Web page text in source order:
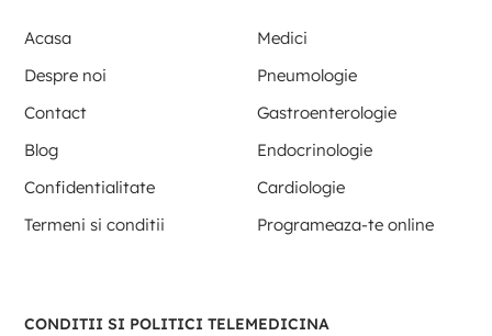
Acasa
Medici
Despre noi
Pneumologie
Contact
Gastroenterologie
Blog
Endocrinologie
Confidentialitate
Cardiologie
Termeni si conditii
Programeaza-te online
CONDITII SI POLITICI TELEMEDICINA